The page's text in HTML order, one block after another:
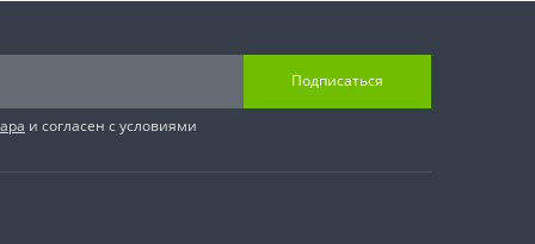
Подписаться
и согласен с условиями